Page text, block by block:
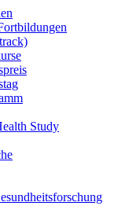
Study